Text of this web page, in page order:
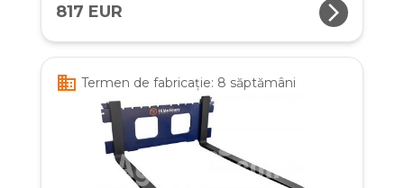
817 EUR arrow_forward_ios
business Termen de fabricație: 8 săptămâni